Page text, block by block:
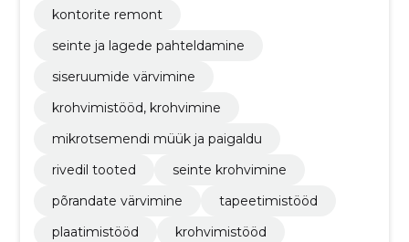
kontorite remont
seinte ja lagede pahteldamine
siseruumide värvimine
krohvimistööd, krohvimine
mikrotsemendi müük ja paigaldu
rivedil tooted
seinte krohvimine
põrandate värvimine
tapeetimistööd
plaatimistööd
krohvimistööd